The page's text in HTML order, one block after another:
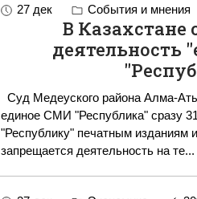
27 дек События и мнения
В Казахстане
деятельность
Суд Медеуского района Алма-
единое СМИ "Республика" сразу
"Республику" печатным изданиям
запрещается деятельность на те...